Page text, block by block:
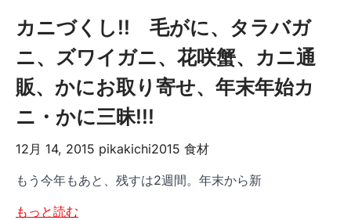
カニづくし!! 毛がに、タラバガ
ニ、ズワイガニ、花咲蟹、カニ通
販、かにお取り寄せ、年末年始カ
ニ・かに三昧!!!
12月 14, 2015 pikakichi2015 食材
もう今年もあと、残すは2週間。年末から新
もっと読む